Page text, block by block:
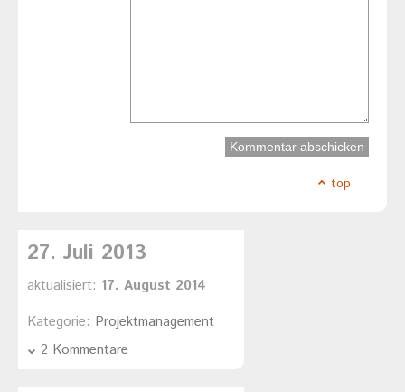
top
27. Juli 2013
aktualisiert: 17. August 2014
Kategorie: Projektmanagement
2 Kommentare